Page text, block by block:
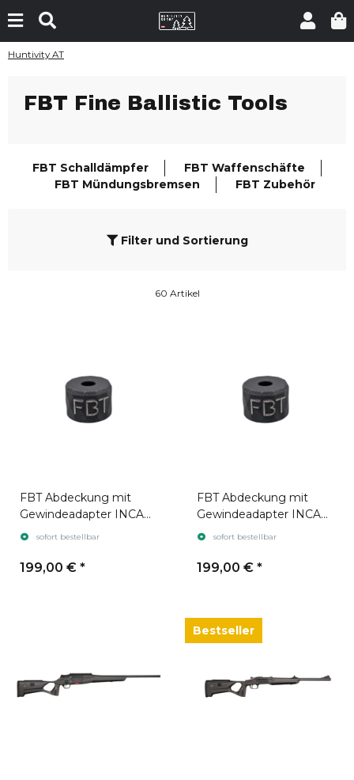
Huntivity AT
FBT Fine Ballistic Tools
FBT Schalldämpfer
FBT Waffenschäfte
FBT Mündungsbremsen
FBT Zubehör
Filter und Sortierung
60 Artikel
FBT Abdeckung mit
Gewindeadapter INCA
ONE 25
sofort bestellbar
199,00 € *
FBT Abdeckung mit
Gewindeadapter INCA
ONE 31sofort bestellbar
199,00 € *
Bestseller